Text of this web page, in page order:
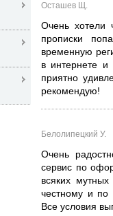
Осташев Щ.
Очень хотели
прописки
временную
в интернете и
приятно
рекомендую!
Белолипецкий У.
Очень
сервис по
всяких
честному и по
Все условия